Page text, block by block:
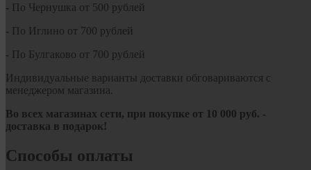
- По Чернушка от 500 рублей
- По Иглино от 700 рублей
- По Булгаково от 700 рублей
Индивидуальные варианты доставки обговариваются с
менеджером магазина.
Во всех магазинах сети, при покупке от 10 000 руб. -
доставка в подарок!
Способы оплаты